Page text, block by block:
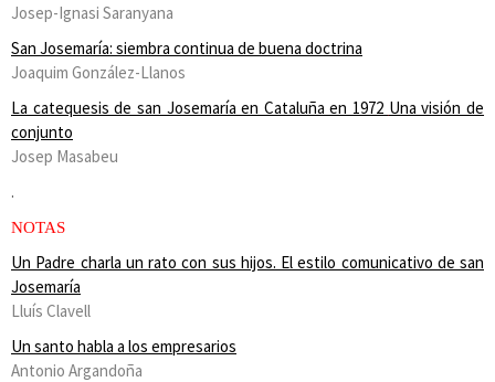
Josep-Ignasi Saranyana
San Josemaría: siembra continua de buena doctrina
Joaquim González-Llanos
La catequesis de san Josemaría en Cataluña en 1972 Una visión de
conjunto
Josep Masabeu
.
NOTAS
Un Padre charla un rato con sus hijos. El estilo comunicativo de san
Josemaría
Lluís Clavell
Un santo habla a los empresarios
Antonio Argandoña